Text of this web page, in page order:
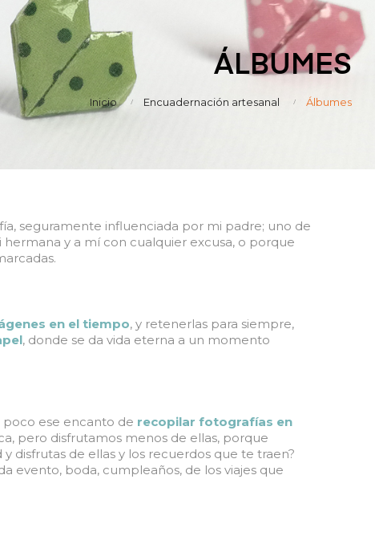
ÁLBUMES
Inicio Encuadernación artesanal Álbumes
seguramente influenciada por mi padre; uno de
y a mí con cualquier excusa, o porque
en el tiempo, y retenerlas para siempre,
, donde se da vida eterna a un momento
poco ese encanto de recopilar fotografías en
pero disfrutamos menos de ellas, porque
disfrutas de ellas y los recuerdos que te traen?
evento, boda, cumpleaños, de los viajes que